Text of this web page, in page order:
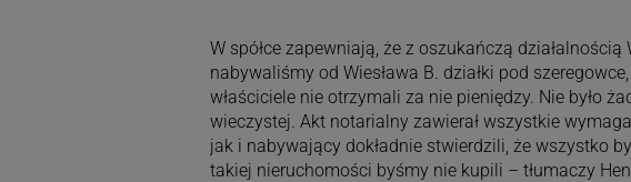
W spółce zapewniają, że z oszukańczą
nabywaliśmy od Wiesława B. działki pod
właściciele nie otrzymali za nie pieniędzy. Nie było
wieczystej. Akt notarialny zawierał wszystkie
jak i nabywający dokładnie stwierdzili, że wszystko
takiej nieruchomości byśmy nie kupili – tłumaczy